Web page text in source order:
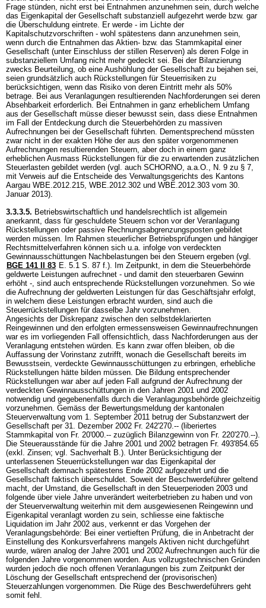
Frage stünden, nicht erst bei Entnahmen anzunehmen sein, durch welche
das Eigenkapital der Gesellschaft substanziell aufgezehrt werde bzw. gar
die Überschuldung eintrete. Er werde - im Lichte der
Kapitalschutzvorschriften - wohl spätestens dann anzunehmen sein,
wenn durch die Entnahmen das Aktien- bzw. das Stammkapital einer
Gesellschaft (unter Einschluss der stillen Reserven) als deren Folge in
substanziellem Umfang nicht mehr gedeckt sei. Bei der Bilanzierung
zwecks Beurteilung, ob eine Aushöhlung der Gesellschaft zu bejahen sei,
seien grundsätzlich auch Rückstellungen für Steuerrisiken zu
berücksichtigen, wenn das Risiko von deren Eintritt mehr als 50%
betrage. Bei aus Veranlagungen resultierenden Nachforderungen sei deren
Absehbarkeit erforderlich. Bei Entnahmen in ganz erheblichem Umfang
aus der Gesellschaft müsse dieser bewusst sein, dass diese Entnahmen
im Fall der Entdeckung durch die Steuerbehörden zu massiven
Aufrechnungen bei der Gesellschaft führten. Dementsprechend müssten
zwar nicht in der exakten Höhe der aus den später vorgenommenen
Aufrechnungen resultierenden Steuern, aber doch in einem ganz
erheblichen Ausmass Rückstellungen für die zu erwartenden zusätzlichen
Steuerlasten gebildet werden (vgl. auch SCHORNO, a.a.O., N. 9 zu § 7,
mit Verweis auf die Entscheide des Verwaltungsgerichts des Kantons
Aargau WBE.2012.215, WBE.2012.302 und WBE.2012.303 vom 30.
Januar 2013).
3.3.3.5. Betriebswirtschaftlich und handelsrechtlich ist allgemein
anerkannt, dass für geschuldete Steuern schon vor der Veranlagung
Rückstellungen oder passive Rechnungsabgrenzungsposten gebildet
werden müssen. Im Rahmen steuerlicher Betriebsprüfungen und hängiger
Rechtsmittelverfahren können sich u.a. infolge von verdeckten
Gewinnausschüttungen Nachbelastungen bei den Steuern ergeben (vgl.
BGE 141 II 83 E. 5.1 S. 87 f.). Im Zeitpunkt, in dem die Steuerbehörde
geldwerte Leistungen aufrechnet - und damit den steuerbaren Gewinn
erhöht -, sind auch entsprechende Rückstellungen vorzunehmen. So wie
die Aufrechnung der geldwerten Leistungen für das Geschäftsjahr erfolgt,
in welchem diese Leistungen erbracht wurden, sind auch die
Steuerrückstellungen für dasselbe Jahr vorzunehmen.
Angesichts der Diskrepanz zwischen den selbstdeklarierten
Reingewinnen und den erfolgten ermessensweisen Gewinnaufrechnungen
war es im vorliegenden Fall offensichtlich, dass Nachforderungen aus der
Veranlagung entstehen würden. Es kann zwar offen bleiben, ob die
Auffassung der Vorinstanz zutrifft, wonach die Gesellschaft bereits im
Bewusstsein, verdeckte Gewinnausschüttungen zu erbringen, erhebliche
Rückstellungen hätte bilden müssen. Die Bildung entsprechender
Rückstellungen war aber auf jeden Fall aufgrund der Aufrechnung der
verdeckten Gewinnausschüttungen in den Jahren 2001 und 2002
notwendig und gegebenenfalls durch die Veranlagungsbehörde gleichzeitig
vorzunehmen. Gemäss der Bewertungsmeldung der kantonalen
Steuerverwaltung vom 1. September 2011 betrug der Substanzwert der
Gesellschaft per 31. Dezember 2002 Fr. 242'270.-- (liberiertes
Stammkapital von Fr. 20'000.-- zuzüglich Bilanzgewinn von Fr. 220'270.--).
Die Steuerausstände für die Jahre 2001 und 2002 betragen Fr. 493'854.65
(exkl. Zinsen; vgl. Sachverhalt B.). Unter Berücksichtigung der
unterlassenen Steuerrückstellungen war das Eigenkapital der
Gesellschaft demnach spätestens Ende 2002 aufgezehrt und die
Gesellschaft faktisch überschuldet. Soweit der Beschwerdeführer geltend
macht, der Umstand, die Gesellschaft in den Steuerperioden 2003 und
folgende über viele Jahre unverändert weiterbetrieben zu haben und von
der Steuerverwaltung weiterhin mit dem ausgewiesenen Reingewinn und
Eigenkapital veranlagt worden zu sein, schliesse eine faktische
Liquidation im Jahr 2002 aus, verkennt er das Vorgehen der
Veranlagungsbehörde: Bei einer vertieften Prüfung, die in Anbetracht der
Einstellung des Konkursverfahrens mangels Aktiven nicht durchgeführt
wurde, wären analog der Jahre 2001 und 2002 Aufrechnungen auch für die
folgenden Jahre vorgenommen worden. Aus vollzugstechnischen Gründen
wurden jedoch die noch offenen Veranlagungen bis zum Zeitpunkt der
Löschung der Gesellschaft entsprechend der (provisorischen)
Steuerzahlungen vorgenommen. Die Rüge des Beschwerdeführers geht
somit fehl.